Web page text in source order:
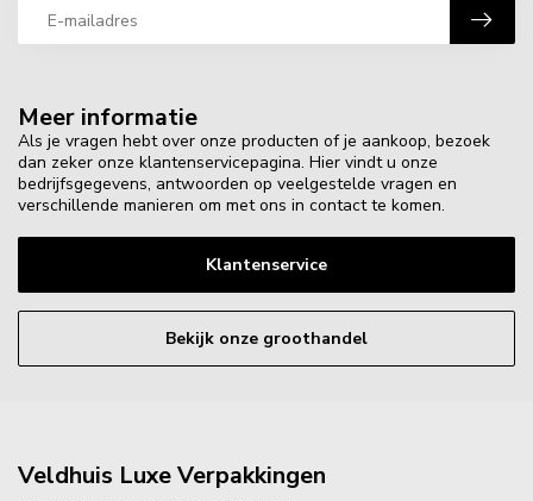
Meer informatie
Als je vragen hebt over onze producten of je aankoop, bezoek
dan zeker onze klantenservicepagina. Hier vindt u onze
bedrijfsgegevens, antwoorden op veelgestelde vragen en
verschillende manieren om met ons in contact te komen.
Klantenservice
Bekijk onze groothandel
Veldhuis Luxe Verpakkingen